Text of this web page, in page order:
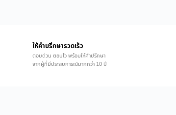
ให้คำบรึกษารวดเร็ว
ตอบด่วน ตอบไว พร้อมให้คำปรึกษา
จากผู้ที่มีประสบการณ์มากกว่า 10 ปี